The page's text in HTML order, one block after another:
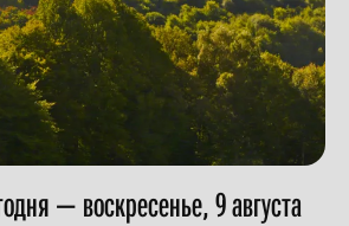
— воскресенье, 9 августа